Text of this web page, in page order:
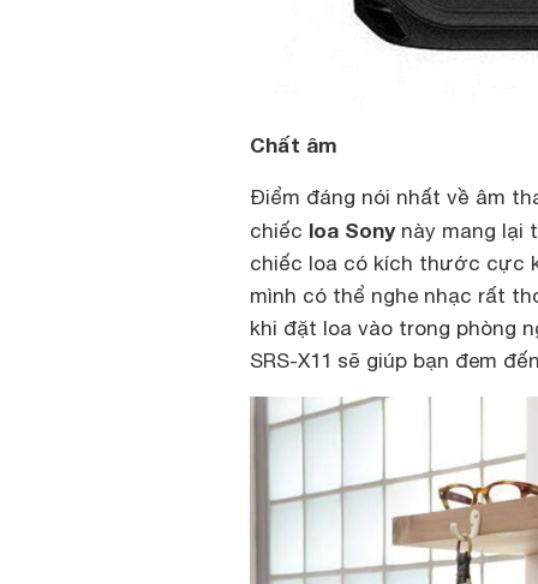
Chất âm
Điểm đáng nói nhất về âm
chiếc loa Sonynày mang lại
chiếc loa có kích thước cực
mình có thể nghe nhạc rất
khi đặt loa vào trong phòng
SRS-X11 sẽ giúp bạn đem